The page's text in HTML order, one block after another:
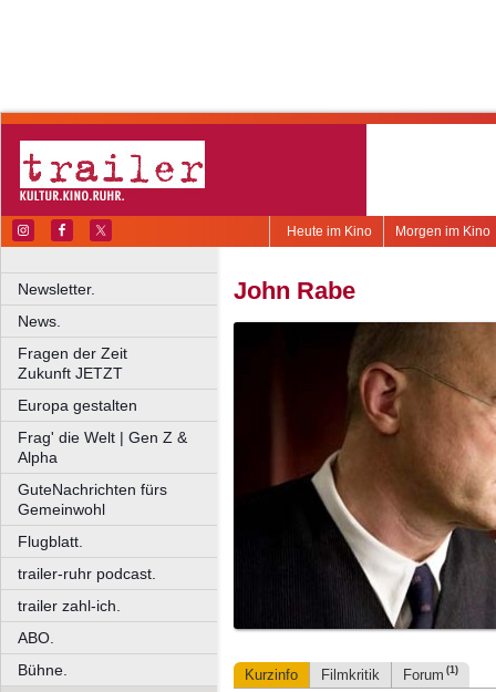
Morgen im Kino
Heute im Kino
Newsletter.
News.
Fragen der Zeit
Zukunft JETZT
Europa gestalten
Frag' die Welt | Gen Z &
Alpha
GuteNachrichten fürs
Gemeinwohl
Flugblatt.
trailer-ruhr podcast.
trailer zahl-ich.
ABO.
Bühne.
John Rabe
Kurzinfo Filmkritik Forum (1)